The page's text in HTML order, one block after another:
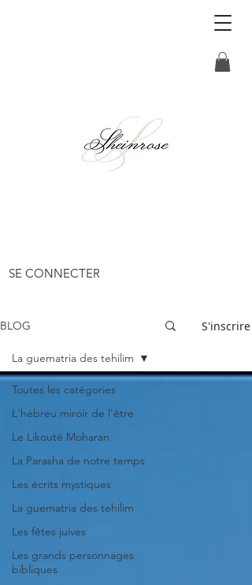
SE CONNECTER
BLOG S'inscrire
Toutes les catégories
L'hébreu miroir de l'être
Le Likouté Moharan
La Parasha de notre temps
Les écrits mystiques
La guematria des tehilim
Les fêtes juives
Les grands personnages
bibliques
La guematria des tehilim